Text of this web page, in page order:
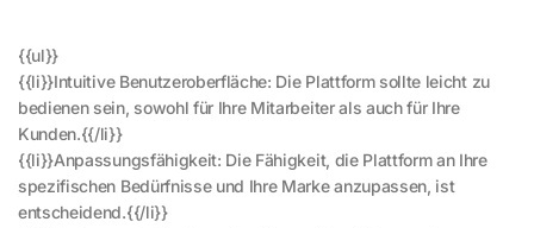
{{ul}}
{{li}}Intuitive Benutzeroberfläche: Die Plattform sollte leicht zu
bedienen sein, sowohl für Ihre Mitarbeiter als auch für Ihre
Kunden.{{/li}}
{{li}}Anpassungsfähigkeit: Die Fähigkeit, die Plattform an Ihre
spezifischen Bedürfnisse und Ihre Marke anzupassen, ist
entscheidend.{{/li}}